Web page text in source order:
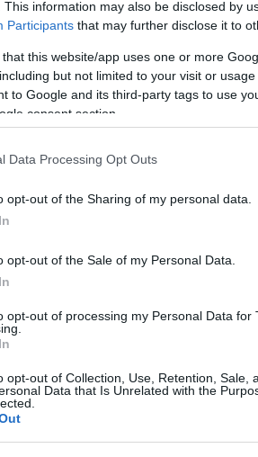
This information may also be disclosed by
Participants that may further disclose it to
that this website/app uses one or more
but not limited to your visit or
to Google and its third-party tags to use
consent section.
Data Processing Opt Outs
opt-out of the Sharing of my personal data.
opt-out of the Sale of my Personal Data.
opt-out of processing my Personal Data for
opt-out of Collection, Use, Retention, Sale,
Data that Is Unrelated with the
ugye politikai kinevezett”
ki igazgatónak,
esnek vagy fideszesnek kellett
nem
a
mire